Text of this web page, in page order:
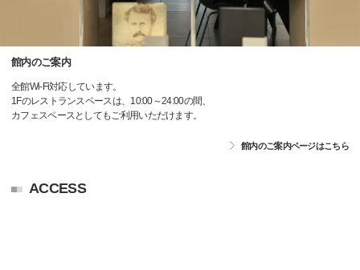
館内のご案内
全館Wi-Fi対応しています。
1Fのレストランスペースは、10:00～24:00の間、
カフェスペースとしてもご利用いただけます。
館内のご案内ページはこちら
ACCESS